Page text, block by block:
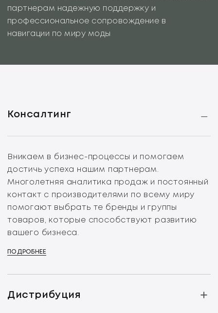
партнерам надежную поддержку и
профессиональное сопровождение в
навигации по миру моды
Консалтинг
Вникаем в бизнес-процессы и помогаем
достичь успеха нашим партнерам.
Многолетняя аналитика продаж и постоянный
контакт с производителями по всему миру
помогают выбрать те бренды и группы
товаров, которые способствуют развитию
вашего бизнеса.
ПОДРОБНЕЕ
Дистрибуция